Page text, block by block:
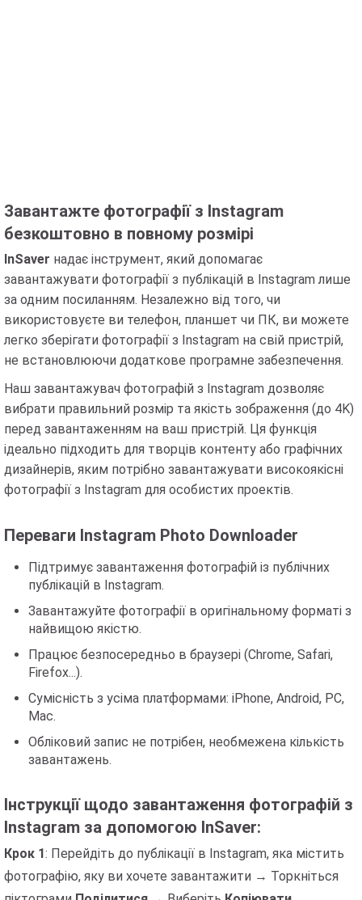
Завантажте фотографії з Instagram
безкоштовно в повному розмірі
InSaver надає інструмент, який допомагає
завантажувати фотографії з публікацій в Instagram лише
за одним посиланням. Незалежно від того, чи
використовуєте ви телефон, планшет чи ПК, ви можете
легко зберігати фотографії з Instagram на свій пристрій,
не встановлюючи додаткове програмне забезпечення.
Наш завантажувач фотографій з Instagram дозволяє
вибрати правильний розмір та якість зображення (до 4K)
перед завантаженням на ваш пристрій. Ця функція
ідеально підходить для творців контенту або графічних
дизайнерів, яким потрібно завантажувати високоякісні
фотографії з Instagram для особистих проектів.
Переваги Instagram Photo Downloader
Підтримує завантаження фотографій із публічних
публікацій в Instagram.
Завантажуйте фотографії в оригінальному форматі з
найвищою якістю.
Працює безпосередньо в браузері (Chrome, Safari,
Firefox...).
Сумісність з усіма платформами: iPhone, Android, PC,
Mac.
Обліковий запис не потрібен, необмежена кількість
завантажень.
Інструкції щодо завантаження фотографій з
Instagram за допомогою InSaver:
Крок 1: Перейдіть до публікації в Instagram, яка містить
фотографію, яку ви хочете завантажити → Торкніться